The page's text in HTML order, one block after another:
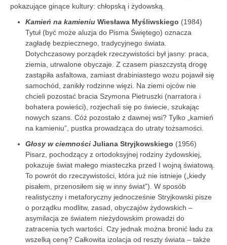
pokazujące ginące kultury: chłopską i żydowską.
Kamień na kamieniu Wiesława Myśliwskiego (1984)
Tytuł (być może aluzja do Pisma Świętego) oznacza
zagładę bezpiecznego, tradycyjnego świata.
Dotychczasowy porządek rzeczywistości był jasny: praca,
ziemia, utrwalone obyczaje. Z czasem piaszczystą drogę
zastąpiła asfaltowa, zamiast drabiniastego wozu pojawił się
samochód, zanikły rodzinne więzi. Na ziemi ojców nie
chcieli pozostać bracia Szymona Pietruszki (narratora i
bohatera powieści), rozjechali się po świecie, szukając
nowych szans. Cóż pozostało z dawnej wsi? Tylko „kamień
na kamieniu”, pustka prowadząca do utraty tożsamości.
Głosy w ciemności Juliana Stryjkowskiego (1956)
Pisarz, pochodzący z ortodoksyjnej rodziny żydowskiej,
pokazuje świat małego miasteczka przed I wojną światową.
To powrót do rzeczywistości, która już nie istnieje („kiedy
pisałem, przenosiłem się w inny świat”). W sposób
realistyczny i metaforyczny jednocześnie Stryjkowski pisze
o porządku modlitw, zasad, obyczajów żydowskich –
asymilacja ze światem nieżydowskim prowadzi do
zatracenia tych wartości. Czy jednak można bronić ładu za
wszelką cenę? Całkowita izolacja od reszty świata – także